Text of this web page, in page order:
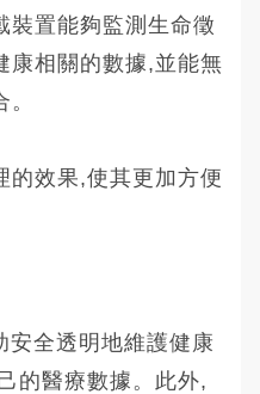
裝置能夠監測生命徵
康相關的數據,並能無
的效果,使其更加方便
安全透明地維護健康
的醫療數據。此外,